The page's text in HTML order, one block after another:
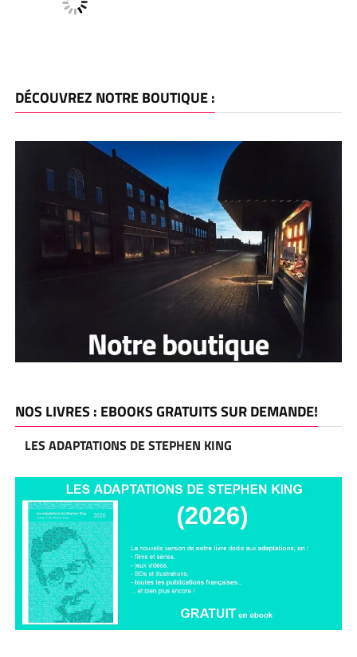
DÉCOUVREZ NOTRE BOUTIQUE :
NOS LIVRES : EBOOKS GRATUITS SUR DEMANDE!
LES ADAPTATIONS DE STEPHEN KING